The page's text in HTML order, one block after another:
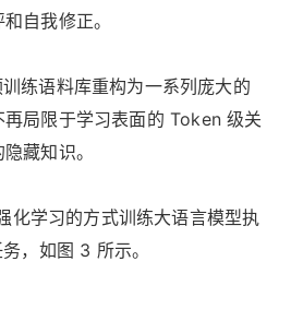
自我修正。
练语料库重构为一系列庞大的
局限于学习表面的 Token 级关
藏知识。
学习的方式训练大语言模型执
，如图 3 所示。